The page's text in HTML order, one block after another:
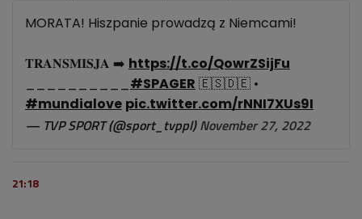
MORATA! Hiszpanie prowadzą z Niemcami!
𝐓𝐑𝐀𝐍𝐒𝐌𝐈𝐒𝐉𝐀 ➡️ https://t.co/QowrZSijFu
#SPAGER 🇪🇸🇩🇪 •
#mundialove pic.twitter.com/rNNI7XUs9I
— TVP SPORT (@sport_tvppl)November 27, 2022
21:18